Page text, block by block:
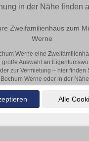
Alle
in der Nähe finden
Zweifamilienhaus zum
Werne
Werne eine
große Auswahl an
zur Vermietung – hier finden
Werne oder in der
keine passenden Objekte